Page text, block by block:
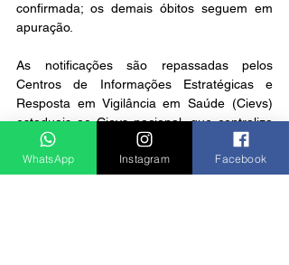
confirmada; os demais óbitos seguem em
apuração.
As notificações são repassadas pelos
Centros de Informações Estratégicas e
Resposta em Vigilância em Saúde (Cievs)
estaduais ao Cievs nacional, que centraliza
o monitoramento.
Notícias
WhatsApp Instagram Facebook